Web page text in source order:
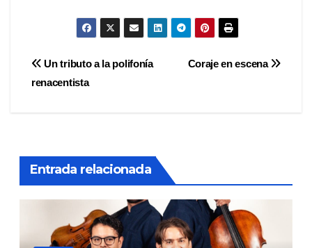
Navegación
Coraje en escena
Un tributo a la polifonía
renacentista
Entrada relacionada